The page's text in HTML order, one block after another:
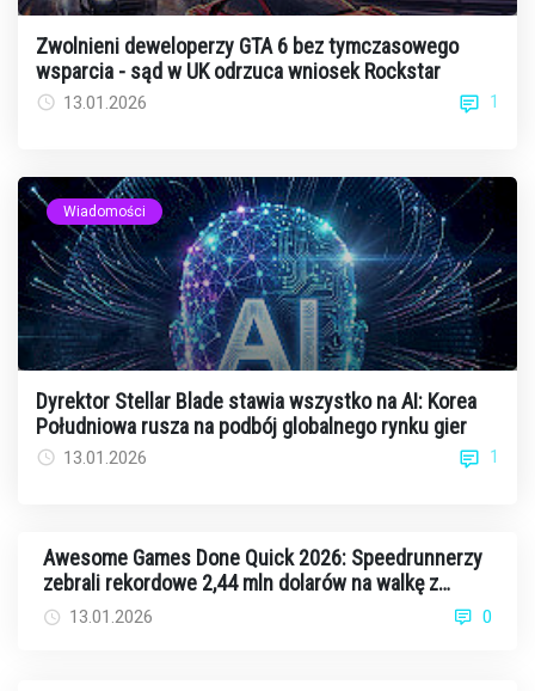
Zwolnieni deweloperzy GTA 6 bez tymczasowego
wsparcia - sąd w UK odrzuca wniosek Rockstar
13.01.2026 1
Wiadomości
Dyrektor Stellar Blade stawia wszystko na AI: Korea
Południowa rusza na podbój globalnego rynku gier
13.01.2026 1
Awesome Games Done Quick 2026: Speedrunnerzy
zebrali rekordowe 2,44 mln dolarów na walkę z
rakiem13.01.2026 0